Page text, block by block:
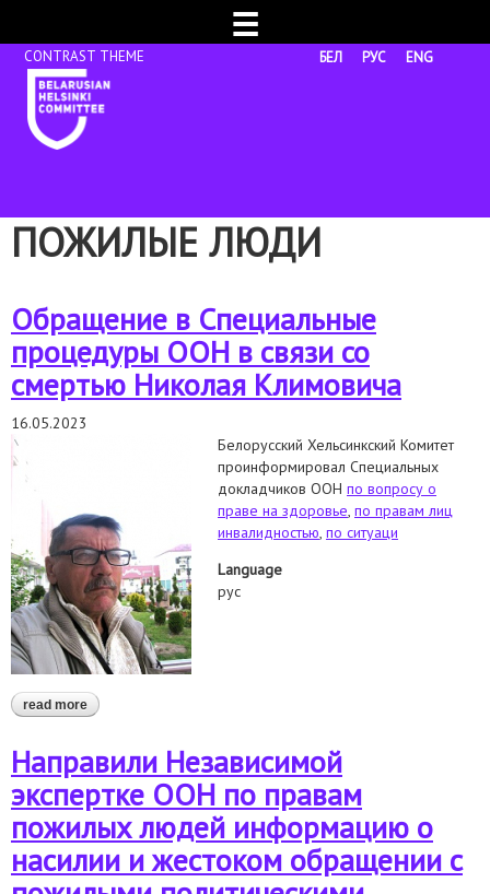
☰
БЕЛ РУС ENG
ПОЖИЛЫЕ ЛЮДИ
Обращение в Специальные
процедуры ООН в связи со
смертью Николая Климовича
16.05.2023
Белорусский Хельсинкский Комитет
проинформировал Специальных
докладчиков ООН по вопросу о
праве на здоровье, по правам лиц
инвалидностью, по ситуаци
Language
рус
read more about обращение в специальные процедуры оон в связи со
смертью николая климовича
Направили Независимой
экспертке ООН по правам
пожилых людей информацию о
насилии и жестоком обращении с